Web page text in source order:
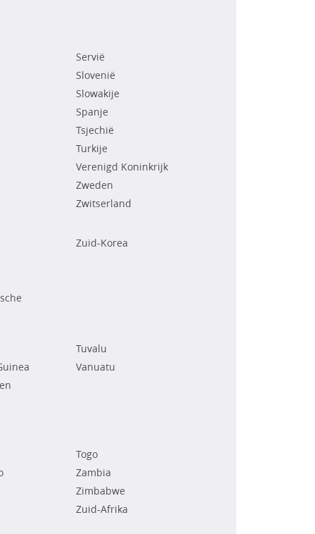
Servië
Slovenië
Slowakije
Spanje
Tsjechië
Turkije
Verenigd Koninkrijk
Zweden
Zwitserland
Zuid-Korea
Tuvalu
Vanuatu
Togo
Zambia
Zimbabwe
Zuid-Afrika